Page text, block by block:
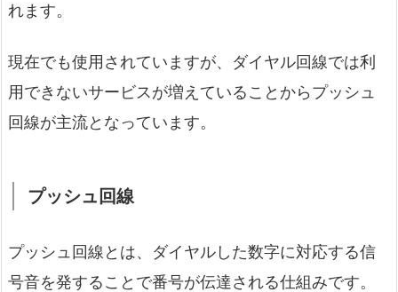
れます。
現在でも使用されていますが、ダイヤル回線では利
用できないサービスが増えていることからプッシュ
回線が主流となっています。
プッシュ回線
プッシュ回線とは、ダイヤルした数字に対応する信
号音を発することで番号が伝達される仕組みです。